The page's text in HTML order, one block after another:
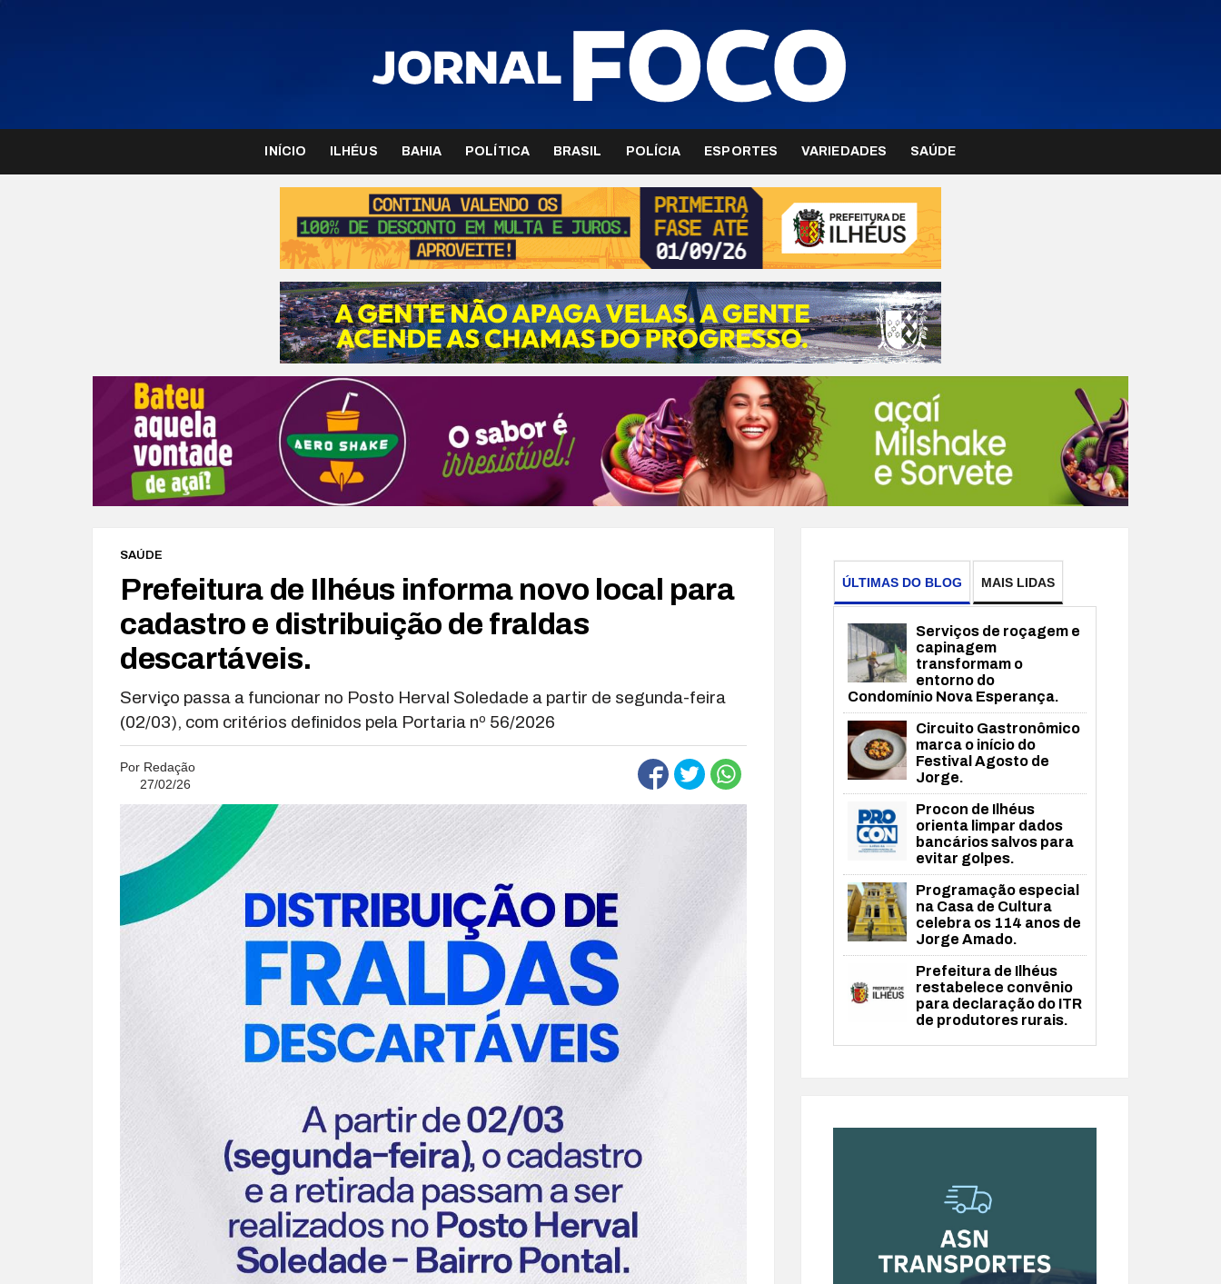
INÍCIO ILHÉUS BAHIA POLÍTICA BRASIL POLÍCIA ESPORTES VARIEDADES SAÚDE
SAÚDE
Prefeitura de Ilhéus informa novo local para
cadastro e distribuição de fraldas
descartáveis.
Serviço passa a funcionar no Posto Herval Soledade a partir de segunda-feira
(02/03), com critérios definidos pela Portaria nº 56/2026
Por Redação
27/02/26
ÚLTIMAS DO BLOG MAIS LIDAS
Serviços de roçagem e
capinagem
transformam o
entorno do
Condomínio Nova Esperança.
Circuito Gastronômico
marca o início do
Festival Agosto de
Jorge.
Procon de Ilhéus
orienta limpar dados
bancários salvos para
evitar golpes.
Programação especial
na Casa de Cultura
celebra os 114 anos de
Jorge Amado.
Prefeitura de Ilhéus
restabelece convênio
para declaração do ITR
de produtores rurais.